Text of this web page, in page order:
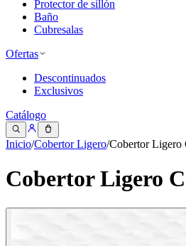
Protector de sillón
Baño
Cubresalas
Ofertas
Descontinuados
Exclusivos
Catálogo
Inicio/Cobertor Ligero/Cobertor Ligero
Cobertor Ligero